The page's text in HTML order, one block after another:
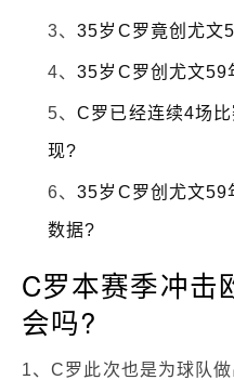
3、35岁C罗竟创尤文
4、35岁C罗创尤文59
5、C罗已经连续4场
现?
6、35岁C罗创尤文59
数据?
C罗本赛季冲击
会吗?
1、C罗此次也是为球队